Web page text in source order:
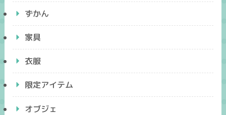
ずかん
家具
衣服
限定アイテム
オブジェ